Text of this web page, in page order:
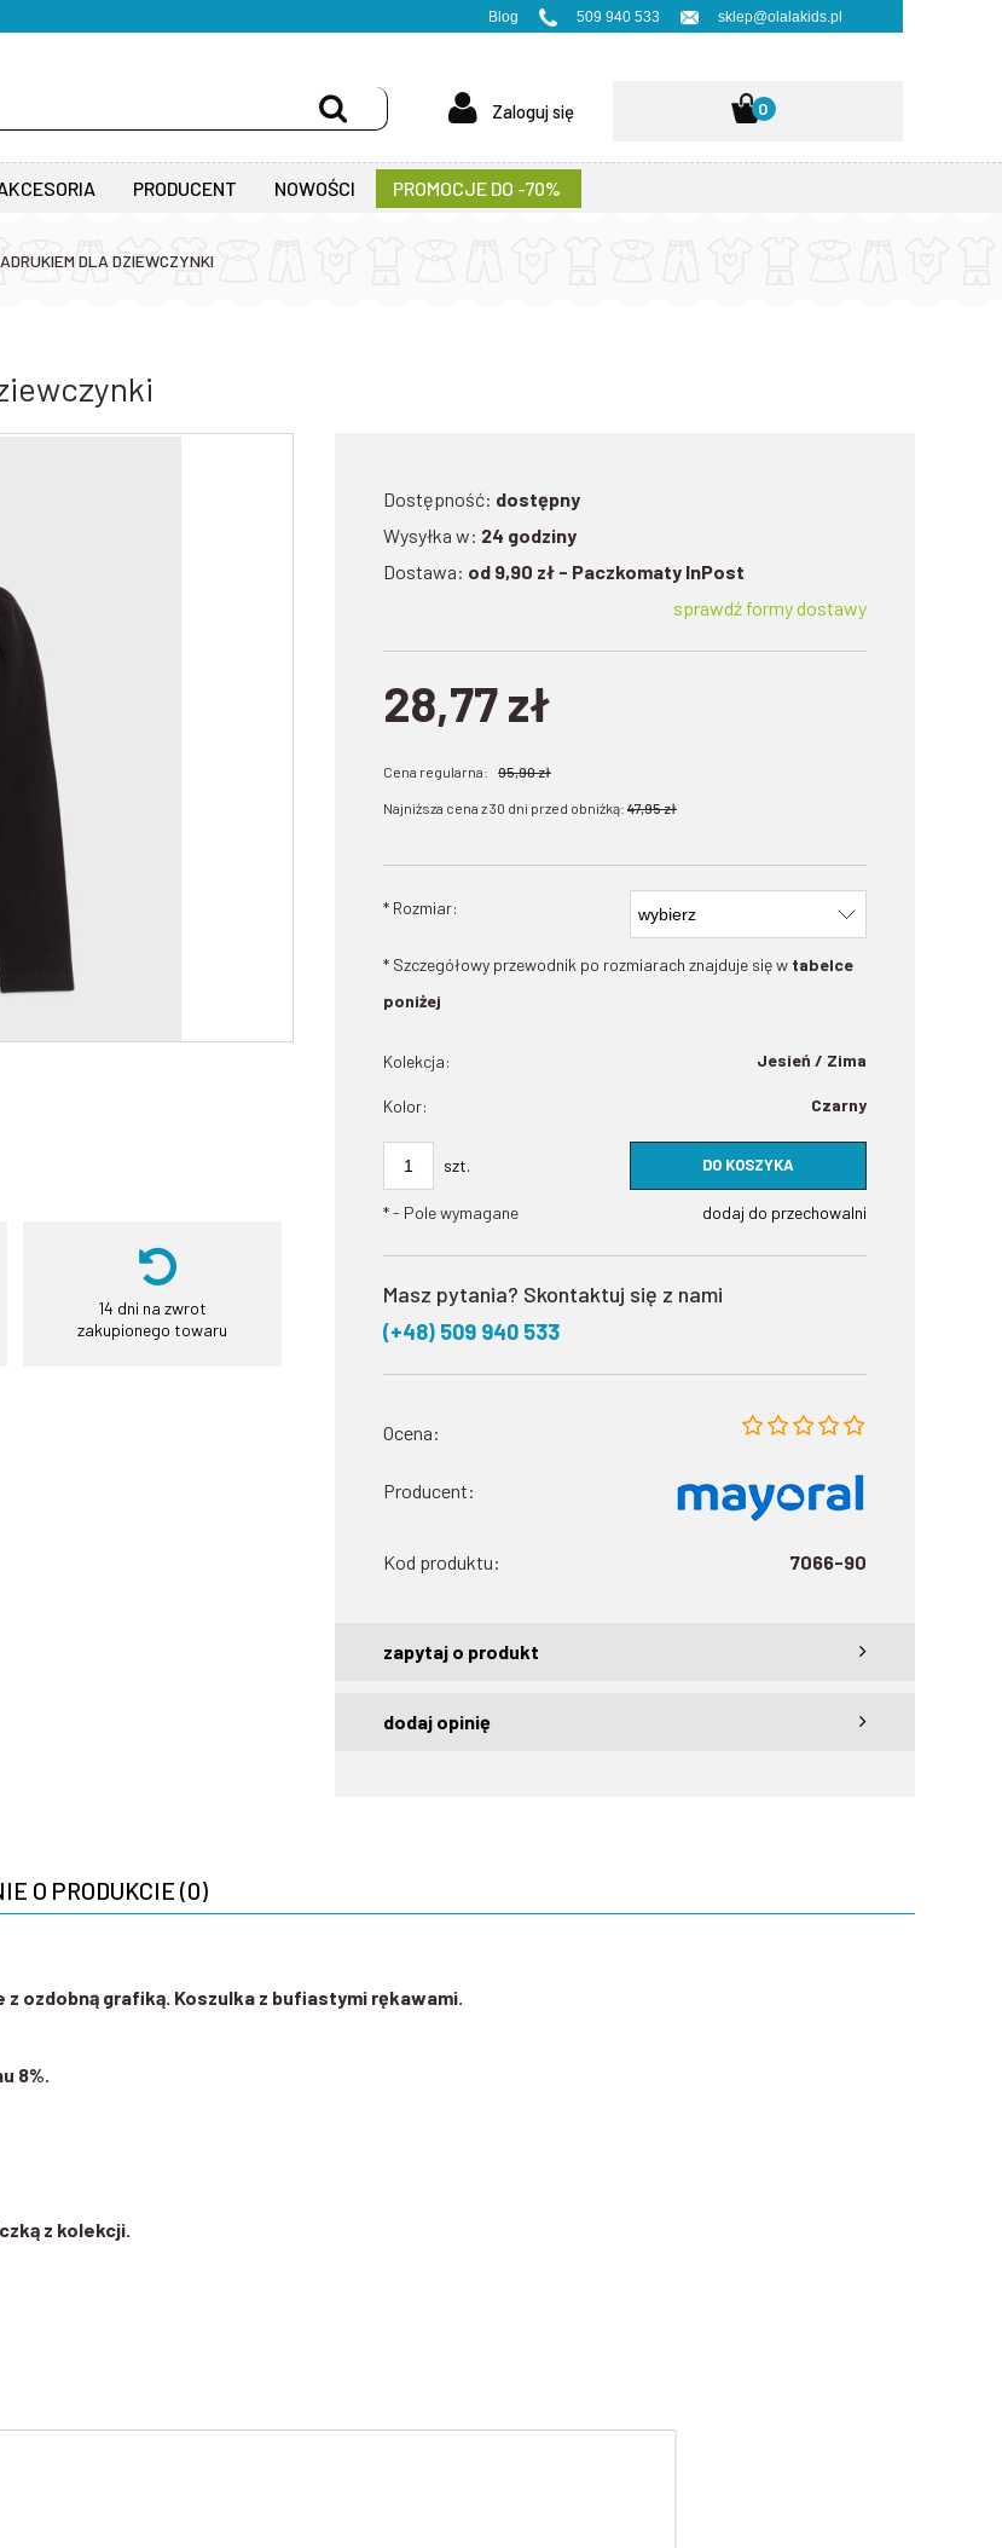
Blog 509 940 533 sklep@olalakids.pl
0
Zaloguj się
PRODUCENT NOWOŚCI PROMOCJE DO -70%
DLA DZIEWCZYNKI
14 dni na zwrot
zakupionego towaru
Dostępność: dostępny
Wysyłka w: 24 godziny
Dostawa: od 9,90 zł - Paczkomaty InPost
sprawdź formy dostawy
28,77 zł
Cena regularna: 95,90 zł
Najniższa cena z 30 dni przed obniżką: 47,95 zł
* Rozmiar:
* Szczegółowy przewodnik po rozmiarach znajduje się w tabelce
poniżej
Kolekcja: Jesień / Zima
Kolor: Czarny
szt. DO KOSZYKA
dodaj do przechowalni
*- Pole wymagane
Masz pytania? Skontaktuj się z nami
(+48) 509 940 533
Ocena:
Producent:
Kod produktu: 7066-90
zapytaj o produkt
dodaj opinię
O PRODUKCIE (0)
ozdobną grafiką. Koszulka z bufiastymi rękawami.
8%.
z kolekcji.